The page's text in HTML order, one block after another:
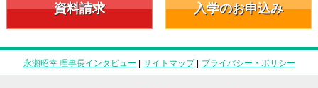
資料請求 入学のお申込み
永瀬昭幸 理事長インタビュー | サイトマップ| プライバシー・ポリシー